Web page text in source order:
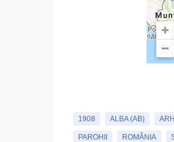
1908 ALBA (AB)
PAROHII ROMÂNIA